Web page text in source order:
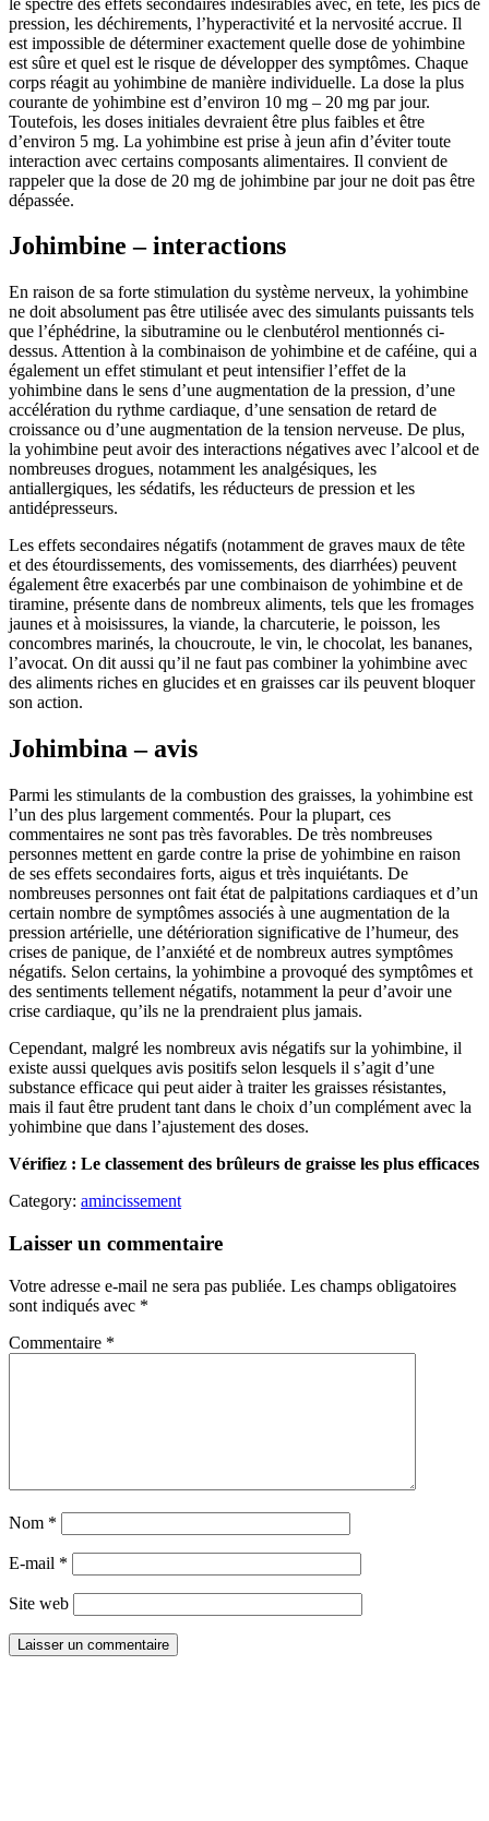
pression, les déchirements, l’hyperactivité et la nervosité accrue. Il
est impossible de déterminer exactement quelle dose de yohimbine
est sûre et quel est le risque de développer des symptômes. Chaque
corps réagit au yohimbine de manière individuelle. La dose la plus
courante de yohimbine est d’environ 10 mg – 20 mg par jour.
Toutefois, les doses initiales devraient être plus faibles et être
d’environ 5 mg. La yohimbine est prise à jeun afin d’éviter toute
interaction avec certains composants alimentaires. Il convient de
rappeler que la dose de 20 mg de johimbine par jour ne doit pas être
dépassée.
Johimbine – interactions
En raison de sa forte stimulation du système nerveux, la yohimbine
ne doit absolument pas être utilisée avec des simulants puissants tels
que l’éphédrine, la sibutramine ou le clenbutérol mentionnés ci-
dessus. Attention à la combinaison de yohimbine et de caféine, qui a
également un effet stimulant et peut intensifier l’effet de la
yohimbine dans le sens d’une augmentation de la pression, d’une
accélération du rythme cardiaque, d’une sensation de retard de
croissance ou d’une augmentation de la tension nerveuse. De plus,
la yohimbine peut avoir des interactions négatives avec l’alcool et de
nombreuses drogues, notamment les analgésiques, les
antiallergiques, les sédatifs, les réducteurs de pression et les
antidépresseurs.
Les effets secondaires négatifs (notamment de graves maux de tête
et des étourdissements, des vomissements, des diarrhées) peuvent
également être exacerbés par une combinaison de yohimbine et de
tiramine, présente dans de nombreux aliments, tels que les fromages
jaunes et à moisissures, la viande, la charcuterie, le poisson, les
concombres marinés, la choucroute, le vin, le chocolat, les bananes,
l’avocat. On dit aussi qu’il ne faut pas combiner la yohimbine avec
des aliments riches en glucides et en graisses car ils peuvent bloquer
son action.
Johimbina – avis
Parmi les stimulants de la combustion des graisses, la yohimbine est
l’un des plus largement commentés. Pour la plupart, ces
commentaires ne sont pas très favorables. De très nombreuses
personnes mettent en garde contre la prise de yohimbine en raison
de ses effets secondaires forts, aigus et très inquiétants. De
nombreuses personnes ont fait état de palpitations cardiaques et d’un
certain nombre de symptômes associés à une augmentation de la
pression artérielle, une détérioration significative de l’humeur, des
crises de panique, de l’anxiété et de nombreux autres symptômes
négatifs. Selon certains, la yohimbine a provoqué des symptômes et
des sentiments tellement négatifs, notamment la peur d’avoir une
crise cardiaque, qu’ils ne la prendraient plus jamais.
Cependant, malgré les nombreux avis négatifs sur la yohimbine, il
existe aussi quelques avis positifs selon lesquels il s’agit d’une
substance efficace qui peut aider à traiter les graisses résistantes,
mais il faut être prudent tant dans le choix d’un complément avec la
yohimbine que dans l’ajustement des doses.
Vérifiez : Le classement des brûleurs de graisse les plus efficaces
Category: amincissement
Laisser un commentaire
Votre adresse e-mail ne sera pas publiée. Les champs obligatoires
sont indiqués avec *
Commentaire *
Nom *
E-mail *
Site web